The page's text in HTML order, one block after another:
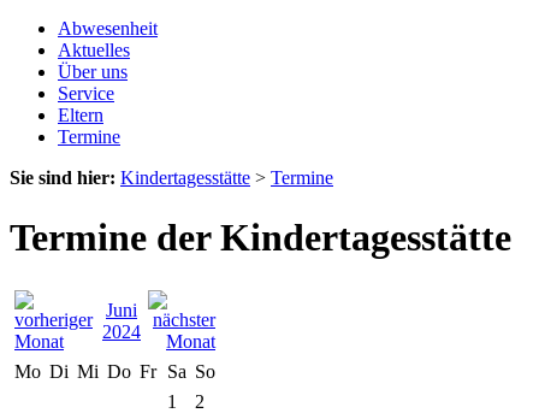
Abwesenheit
Aktuelles
Über uns
Service
Eltern
Termine
Sie sind hier: Kindertagesstätte > Termine
Termine der Kindertagesstätte
Juni
2024
Mo Di Mi Do Fr Sa So
1
2